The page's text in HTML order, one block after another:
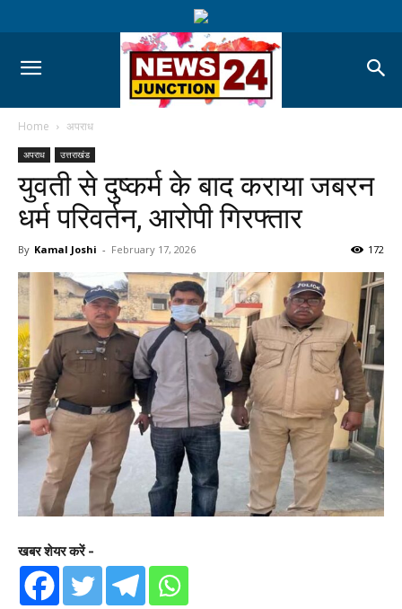
Home अपराध
अपराध उत्तराखंड
युवती से दुष्कर्म के बाद कराया जबरन
धर्म परिवर्तन, आरोपी गिरफ्तार
By Kamal Joshi - February 17, 2026 172
खबर शेयर करें -